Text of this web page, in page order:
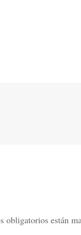
obligatorios están